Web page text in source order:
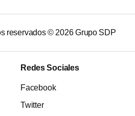
reservados © 2026Grupo SDP
Redes Sociales
Facebook
Twitter